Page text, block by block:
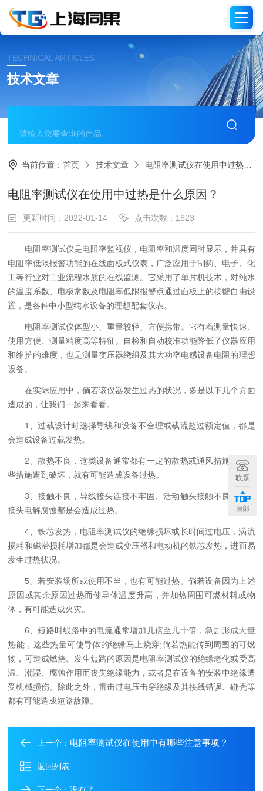
TECHNICAL ARTICLES
技术文章
当前位置：首页 技术文章 电阻率测试仪在使用中过热是什么原因？
电阻率测试仪在使用中过热是什么原因？
更新时间：2022-01-14 点击次数：1623
电阻率测试仪是电阻率监视仪，电阻率和温度同时显示，并具有
电阻率低限报警功能的在线面板式仪表，广泛应用于制药、电子、化
工等行业对工业流程水质的在线监测。它采用了单片机技术，对纯水
的温度系数、电极常数及电阻率低限报警点通过面板上的按键自由设
置，是各种中小型纯水设备的理想配套仪表。
电阻率测试仪体型小、重量较轻、方便携带。它有着测量快速、
使用方便、测量精度高等特征。自检和自动校准功能降低了仪器应用
和维护的难度，也是测量变压器绕组及其大功率电感设备电阻的理想
设备。
在实际应用中，倘若该仪器发生过热的状况，多是以下几个方面
造成的，让我们一起来看看。
1、过载设计时选择导线和设备不合理或载流超过额定值，都是
会造成设备过载发热。
2、散热不良，这类设备通常都有一定的散热或通风措施，若这
些措施遭到破坏，就有可能造成设备过热。
3、接触不良，导线接头连接不牢固、活动触头接触不良、铜铝
接头电解腐蚀都是会造成过热。
4、铁芯发热，电阻率测试仪的绝缘损坏或长时间过电压，涡流
损耗和磁滞损耗增加都是会造成变压器和电动机的铁芯发热，进而易
发生过热状况。
5、若安装场所或使用不当，也有可能过热。倘若设备因为上述
原因或其余原因过热而使导体温度升高，并加热周围可燃材料或物
体，有可能造成火灾。
6、短路时线路中的电流通常增加几倍至几十倍，急剧形成大量
热能，这些热量可使导体的绝缘马上烧穿;倘若热能传到周围的可燃
物，可造成燃烧。发生短路的原因是电阻率测试仪的绝缘老化或受高
温、潮湿、腐蚀作用而丧失绝缘能力，或者是在设备的安装中绝缘遭
受机械损伤。除此之外，雷击过电压击穿绝缘及其接线错误、碰壳等
都有可能造成短路故障。
上一个： 电阻率测试仪在使用中有哪些注意事项？
返回列表
联系
顶部